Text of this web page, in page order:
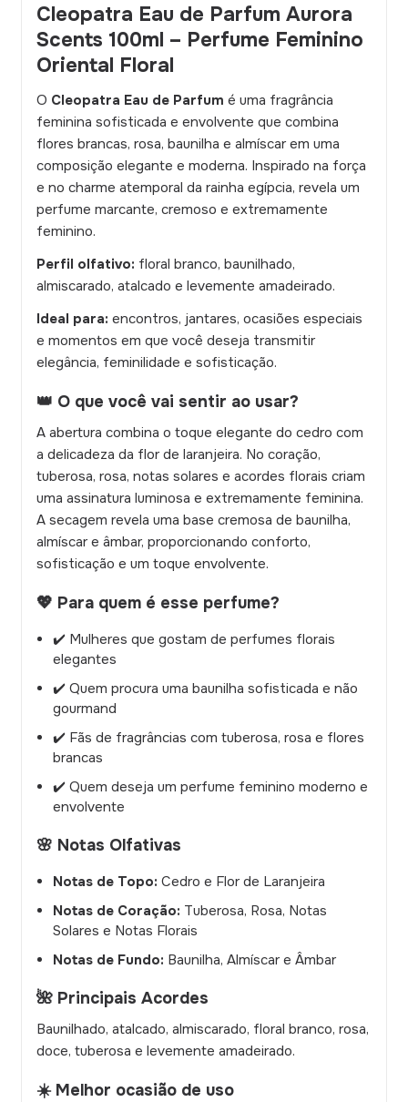
Cleopatra Eau de Parfum Aurora
Scents 100ml – Perfume Feminino
Oriental Floral
O Cleopatra Eau de Parfum é uma fragrância
feminina sofisticada e envolvente que combina
flores brancas, rosa, baunilha e almíscar em uma
composição elegante e moderna. Inspirado na força
e no charme atemporal da rainha egípcia, revela um
perfume marcante, cremoso e extremamente
feminino.
Perfil olfativo: floral branco, baunilhado,
almiscarado, atalcado e levemente amadeirado.
Ideal para: encontros, jantares, ocasiões especiais
e momentos em que você deseja transmitir
elegância, feminilidade e sofisticação.
👑 O que você vai sentir ao usar?
A abertura combina o toque elegante do cedro com
a delicadeza da flor de laranjeira. No coração,
tuberosa, rosa, notas solares e acordes florais criam
uma assinatura luminosa e extremamente feminina.
A secagem revela uma base cremosa de baunilha,
almíscar e âmbar, proporcionando conforto,
sofisticação e um toque envolvente.
💖 Para quem é esse perfume?
✔️ Mulheres que gostam de perfumes florais
elegantes
✔️ Quem procura uma baunilha sofisticada e não
gourmand
✔️ Fãs de fragrâncias com tuberosa, rosa e flores
brancas
✔️ Quem deseja um perfume feminino moderno e
envolvente
🌸 Notas Olfativas
Notas de Topo: Cedro e Flor de Laranjeira
Notas de Coração: Tuberosa, Rosa, Notas
Solares e Notas Florais
Notas de Fundo: Baunilha, Almíscar e Âmbar
🌺 Principais Acordes
Baunilhado, atalcado, almiscarado, floral branco, rosa,
doce, tuberosa e levemente amadeirado.
☀️ Melhor ocasião de uso